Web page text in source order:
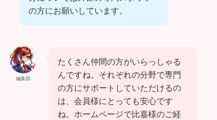
の方にお願いしています。
編集部
たくさん仲間の方がいらっしゃる
んですね。それぞれの分野で専門
の方にサポートしていただけるの
は、会員様にとっても安心です
ね。ホームページで比嘉様のご経